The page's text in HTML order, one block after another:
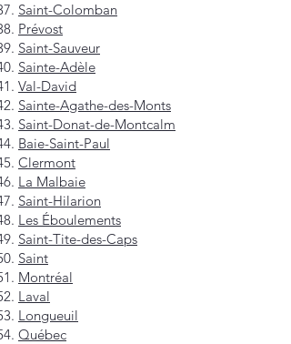
Saint-Colomban
Prévost
Saint-Sauveur
Sainte-Adèle
Val-David
Sainte-Agathe-des-Monts
Saint-Donat-de-Montcalm
Baie-Saint-Paul
Clermont
La Malbaie
Saint-Hilarion
Les Éboulements
Saint-Tite-des-Caps
Saint
Montréal
Laval
Longueuil
Québec